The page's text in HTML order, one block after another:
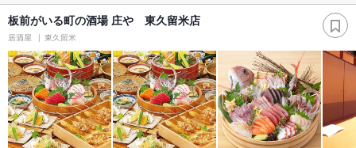
板前がいる町の酒場 庄や 東久留米店
居酒屋 東久留米